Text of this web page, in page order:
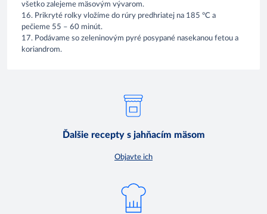
všetko zalejeme mäsovým vývarom.
16. Prikryté rolky vložíme do rúry predhriatej na 185 °C a
pečieme 55 – 60 minút.
17. Podávame so zeleninovým pyré posypané nasekanou fetou a
koriandrom.
Ďalšie recepty s jahňacím mäsom
Objavte ich